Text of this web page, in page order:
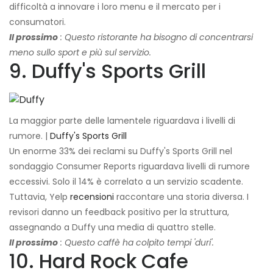
difficoltà a innovare i loro menu e il mercato per i
consumatori.
Il prossimo : Questo ristorante ha bisogno di concentrarsi
meno sullo sport e più sul servizio.
9. Duffy's Sports Grill
La maggior parte delle lamentele riguardava i livelli di
rumore. | Duffy's Sports Grill
Un enorme 33% dei reclami su Duffy's Sports Grill nel
sondaggio Consumer Reports riguardava livelli di rumore
eccessivi. Solo il 14% è correlato a un servizio scadente.
Tuttavia, Yelp recensioni raccontare una storia diversa. I
revisori danno un feedback positivo per la struttura,
assegnando a Duffy una media di quattro stelle.
Il prossimo : Questo caffè ha colpito tempi 'duri'.
10. Hard Rock Cafe